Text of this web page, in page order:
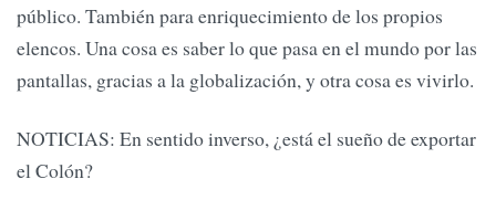
público. También para enriquecimiento de los propios
elencos. Una cosa es saber lo que pasa en el mundo por las
pantallas, gracias a la globalización, y otra cosa es vivirlo.
NOTICIAS: En sentido inverso, ¿está el sueño de exportar
el Colón?